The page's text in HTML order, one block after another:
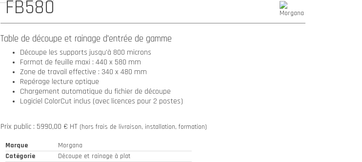
FB580
Table de découpe et rainage d'entrée de gamme
Découpe les supports jusqu'à 800 microns
Format de feuille maxi : 440 x 580 mm
Zone de travail effective : 340 x 480 mm
Repérage lecture optique
Chargement automatique du fichier de découpe
Logiciel ColorCut inclus (avec licences pour 2 postes)
Prix public : 5990,00 € HT (hors frais de livraison, installation, formation)
Marque
Morgana
Catégorie
Découpe et rainage à plat